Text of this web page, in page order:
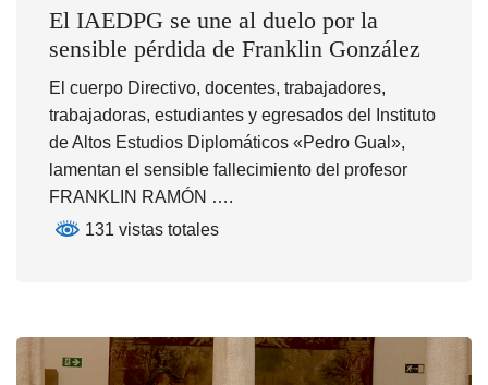
El IAEDPG se une al duelo por la
sensible pérdida de Franklin González
El cuerpo Directivo, docentes, trabajadores,
trabajadoras, estudiantes y egresados del Instituto
de Altos Estudios Diplomáticos «Pedro Gual»,
lamentan el sensible fallecimiento del profesor
FRANKLIN RAMÓN ….
131 vistas totales